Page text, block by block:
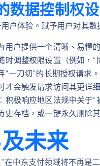
数据控制权
户体验。赋予用户对其数
用户提供一个清晰、易懂
时调整权限设置（例如，“
“一刀切”的长期授权请求
才会触发请求访问其更详
：积极响应地区法规中关于
史存档，或一键永久删除
未来
在中东支付领域将不再是